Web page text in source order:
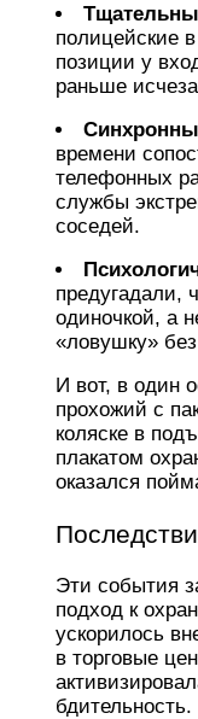
полицейские
позиции у
раньше
времени
телефонных
службы
соседей.
предугадали,
одиночкой, а
«ловушку»
И вот, в один
прохожий с
коляске в
плакатом
оказался
Эти события
подход к
ускорилось
в торговые
бдительность.